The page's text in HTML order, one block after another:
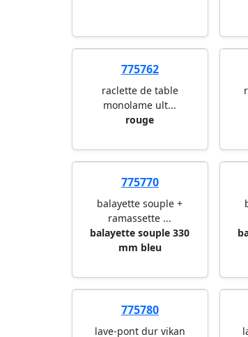
775762
raclette de table
monolame ult...
rouge
775770
balayette souple +
ramassette ...
balayette souple 330
mm bleu
775780
lave-pont dur vikan